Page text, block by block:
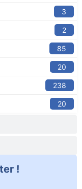
3
2
85
20
238
20
!